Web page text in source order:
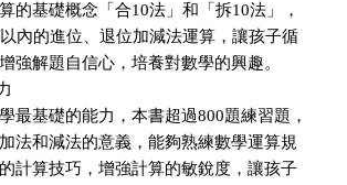
的基礎概念「合10法」和「拆10法」，
內的進位、退位加減法運算，讓孩子循
強解題自信心，培養對數學的興趣。
最基礎的能力，本書超過800題練習題，
法和減法的意義，能夠熟練數學運算規
計算技巧，增強計算的敏銳度，讓孩子